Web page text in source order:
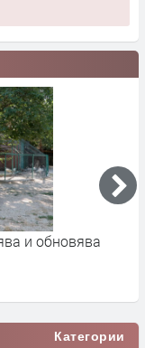
и обновява
Категории